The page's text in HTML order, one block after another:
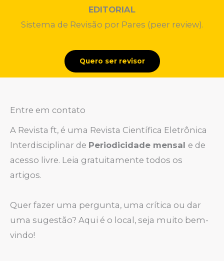
EDITORIAL
Sistema de Revisão por Pares (peer review).
Quero ser revisor
Entre em contato
A Revista ft, é uma Revista Científica Eletrônica
Interdisciplinar de Periodicidade mensal e de
acesso livre. Leia gratuitamente todos os
artigos.
Quer fazer uma pergunta, uma crítica ou dar
uma sugestão? Aqui é o local, seja muito bem-
vindo!